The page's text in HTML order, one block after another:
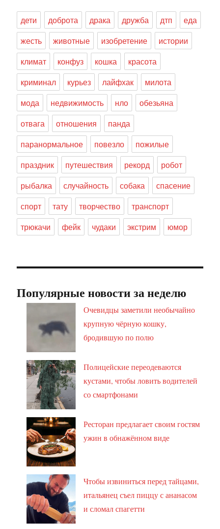
дети доброта драка дружба дтп
еда
жесть
животные изобретение
истории
климат
конфуз кошка
красота
криминал
курьез лайфхак
милота
мода
недвижимость нло
обезьяна
отвага
отношения
панда
паранормальное
повезло
пожилые
праздник
путешествия рекорд
робот
рыбалка
случайность собака
спасение
спорт
тату творчество
транспорт
трюкачи
фейк чудаки экстрим юмор
Популярные новости за неделю
Очевидцы заметили необычайно
крупную чёрную кошку,
бродившую по полю
Полицейские переодеваются
кустами, чтобы ловить водителей
со смартфонами
Ресторан предлагает своим гостям
ужин в обнажённом виде
Чтобы извиниться перед тайцами,
итальянец съел пиццу с ананасом
и сломал спагетти